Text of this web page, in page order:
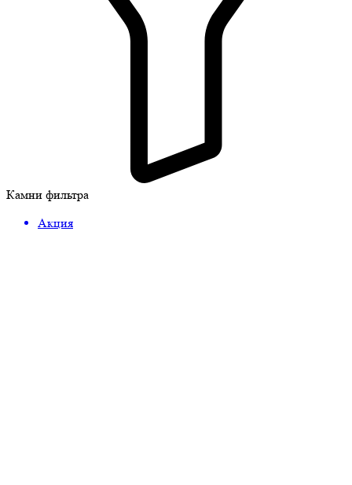
Камни фильтра
Акция